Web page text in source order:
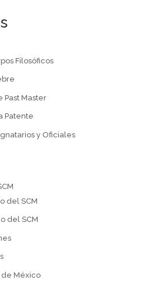
Filosóficos
Past Master
Patente
y Oficiales
del SCM
del SCM
México